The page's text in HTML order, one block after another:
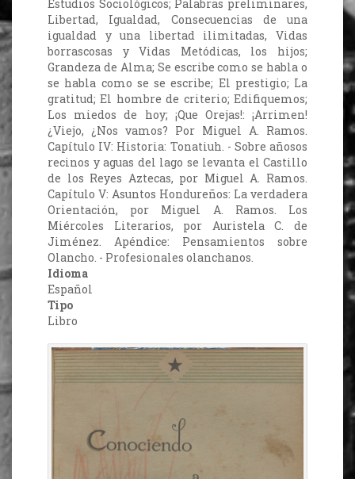
Estudios Sociológicos; Palabras preliminares,
Libertad, Igualdad, Consecuencias de una
igualdad y una libertad ilimitadas, Vidas
borrascosas y Vidas Metódicas, los hijos;
Grandeza de Alma; Se escribe como se habla o
se habla como se se escribe; El prestigio; La
gratitud; El hombre de criterio; Edifiquemos;
Los miedos de hoy; ¡Que Orejas!: ¡Arrimen!
¿Viejo, ¿Nos vamos? Por Miguel A. Ramos.
Capítulo IV: Historia: Tonatiuh. - Sobre añosos
recinos y aguas del lago se levanta el Castillo
de los Reyes Aztecas, por Miguel A. Ramos.
Capítulo V: Asuntos Hondureños: La verdadera
Orientación, por Miguel A. Ramos. Los
Miércoles Literarios, por Auristela C. de
Jiménez. Apéndice: Pensamientos sobre
Olancho. - Profesionales olanchanos.
Idioma
Español
Tipo
Libro